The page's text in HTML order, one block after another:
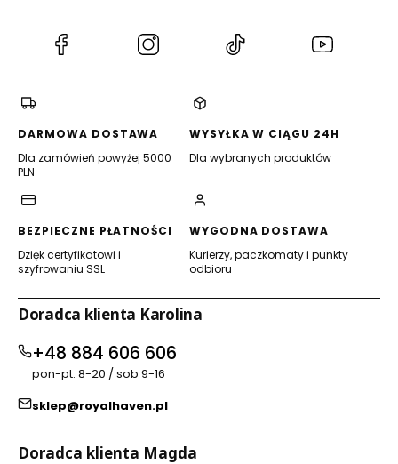
(Otwiera
nowej
(Otwiera
(Otwiera
DARMOWA DOSTAWA
Dla zamówień powyżej 5000
PLN
WYSYŁKA W CIĄGU 24H
Dla wybranych produktów
BEZPIECZNE PŁATNOŚCI
Dzięk certyfikatowi i
szyfrowaniu SSL
WYGODNA DOSTAWA
Kurierzy, paczkomaty i punkty
odbioru
Doradca klienta Karolina
+48 884 606 606
pon-pt: 8-20 / sob 9-16
sklep@royalhaven.pl
Doradca klienta Magda